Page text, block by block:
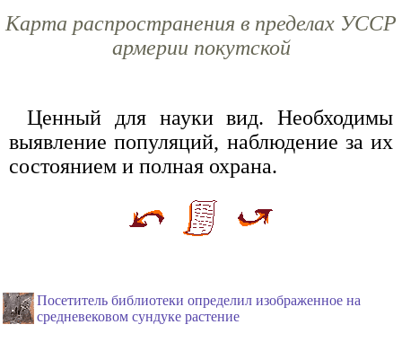
Карта распространения в пределах УССР
армерии покутской
Ценный для науки вид. Необходимы
выявление популяций, наблюдение за их
состоянием и полная охрана.
Посетитель библиотеки определил изображенное на
средневековом сундуке растение